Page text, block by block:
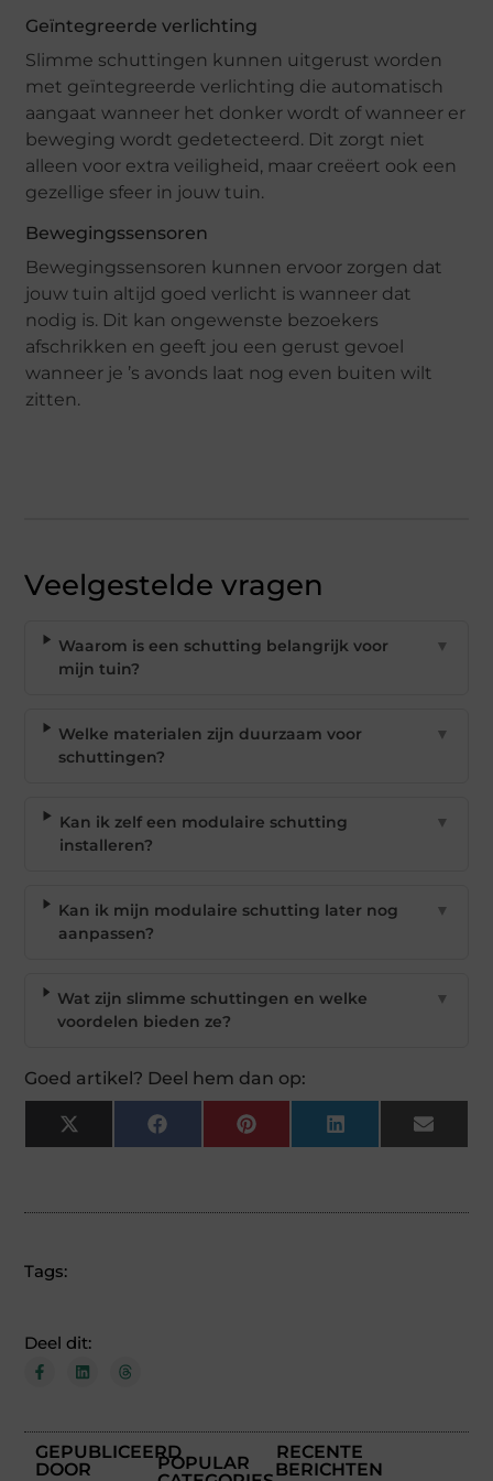
Geïntegreerde verlichting
Slimme schuttingen kunnen uitgerust worden
met geïntegreerde verlichting die automatisch
aangaat wanneer het donker wordt of wanneer er
beweging wordt gedetecteerd. Dit zorgt niet
alleen voor extra veiligheid, maar creëert ook een
gezellige sfeer in jouw tuin.
Bewegingssensoren
Bewegingssensoren kunnen ervoor zorgen dat
jouw tuin altijd goed verlicht is wanneer dat
nodig is. Dit kan ongewenste bezoekers
afschrikken en geeft jou een gerust gevoel
wanneer je ’s avonds laat nog even buiten wilt
zitten.
Veelgestelde vragen
Waarom is een schutting belangrijk voor
mijn tuin?
▼
Welke materialen zijn duurzaam voor
schuttingen?
▼
Kan ik zelf een modulaire schutting
installeren?
▼
Kan ik mijn modulaire schutting later nog
aanpassen?
▼
Wat zijn slimme schuttingen en welke
voordelen bieden ze?
▼
Goed artikel? Deel hem dan op:
X
(Twitter)
Facebook Pinterest LinkedIn Email
Tags:
Deel dit:
GEPUBLICEERD
DOOR
POPULAR
RECENTE
BERICHTEN